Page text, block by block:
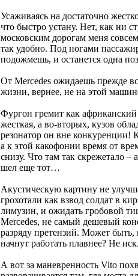
Усаживаясь на достаточно
что быстро устану. Нет, как ни
московским дорогам меня
так удобно. Под ногами
подожмешь, и останется одна
От Mercedes ожидаешь прежде
жизни, вернее, не на этой
Фургон гремит как
жесткая, а во-вторых, кузов
резонатор он вне конкуренции!
а к этой какофонии время от
снизу. Что там так скрежетало
шел еще тот…
Акустическую картину не
грохотали как взвод солдат в
лимузин, и ожидать гробовой
Mercedes, не самый дешевый
разряду претензий. Может быть,
начнут работать плавнее? Не
А вот за маневренность Vito